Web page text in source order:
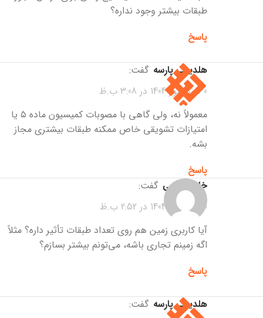
طبقات بیشتر وجود نداره؟
پاسخ
هلدینگ پارسه گفت:
30 شهریور 1404 در 3:08 ب.ظ
معمولاً نه، ولی گاهی با مصوبات کمیسیون ماده ۵ یا
امتیازات تشویقی خاص ممکنه طبقات بیشتری مجاز
بشه.
پاسخ
خانم کریمی گفت:
30 شهریور 1404 در 2:52 ب.ظ
آیا کاربری زمین هم روی تعداد طبقات تأثیر داره؟ مثلاً
اگه زمینم تجاری باشه، می‌تونم بیشتر بسازم؟
پاسخ
هلدینگ پارسه گفت: